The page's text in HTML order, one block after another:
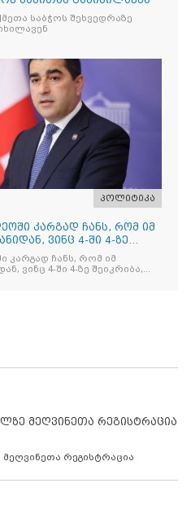
საბჭოს შეხვედრაზე
პოლიტიკა
კარგად ჩანს, რომ იმ
ვინც 4-ში 4-ზე
კარგად ჩანს, რომ იმ
ვინც 4-ში 4-ზე შეიკრიბა,
მეღვინეთა რეგისტრაცია
მეღვინეთა რეგისტრაცია